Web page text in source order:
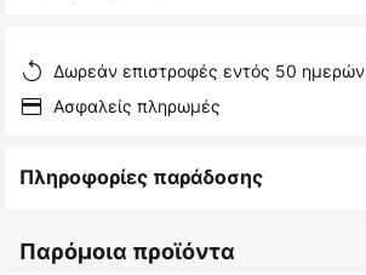
Δωρεάν επιστροφές εντός 50 ημερών
Ασφαλείς πληρωμές
Πληροφορίες παράδοσης
Παρόμοια προϊόντα